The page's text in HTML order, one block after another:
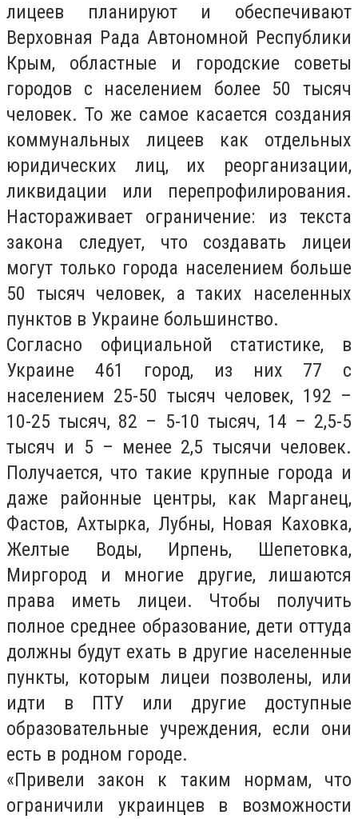
лицеев планируют и обеспечивают
Верховная Рада Автономной Республики
Крым, областные и городские советы
городов с населением более 50 тысяч
человек. То же самое касается создания
коммунальных лицеев как отдельных
юридических лиц, их реорганизации,
ликвидации или перепрофилирования.
Настораживает ограничение: из текста
закона следует, что создавать лицеи
могут только города населением больше
50 тысяч человек, а таких населенных
пунктов в Украине большинство.
Согласно официальной статистике, в
Украине 461 город, из них 77 с
населением 25-50 тысяч человек, 192 –
10-25 тысяч, 82 – 5-10 тысяч, 14 – 2,5-5
тысяч и 5 – менее 2,5 тысячи человек.
Получается, что такие крупные города и
даже районные центры, как Марганец,
Фастов, Ахтырка, Лубны, Новая Каховка,
Желтые Воды, Ирпень, Шепетовка,
Миргород и многие другие, лишаются
права иметь лицеи. Чтобы получить
полное среднее образование, дети оттуда
должны будут ехать в другие населенные
пункты, которым лицеи позволены, или
идти в ПТУ или другие доступные
образовательные учреждения, если они
есть в родном городе.
«Привели закон к таким нормам, что
ограничили украинцев в возможности